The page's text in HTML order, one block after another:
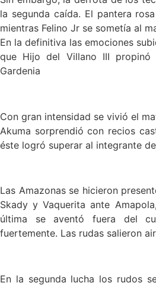
la segunda caída. El pantera
mientras Felino Jr se sometía al
En la definitiva las emociones
que Hijo del Villano III propinó
Gardenia
Con gran intensidad se vivió el
Akuma sorprendió con recios
éste logró superar al integrante
Las Amazonas se hicieron
Skady y Vaquerita ante
última se aventó fuera del
fuertemente. Las rudas salieron
En la segunda lucha los rudos